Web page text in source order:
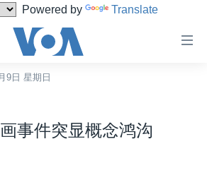
Powered by Translate
9日 星期日
事件突显概念鸿沟